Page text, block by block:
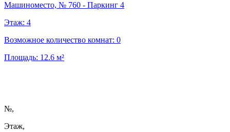
Машиноместо, № 760 - Паркинг 4
Этаж: 4
Возможное количество комнат: 0
Площадь: 12.6 м²
№,
Этаж,